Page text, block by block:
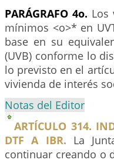
PARÁGRAFO 4o. Los
mínimos <o>* en
base en su
(UVB) conforme lo
lo previsto en el
vivienda de interés
Notas del Editor
ARTÍCULO 314.
DTF A IBR. La
continuar creando o